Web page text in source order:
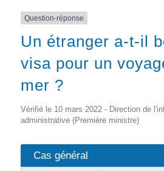
Question-réponse
Un étranger a-t-il
visa pour un
mer ?
Vérifié le 10 mars 2022 - Direction de
administrative (Première ministre)
Cas général